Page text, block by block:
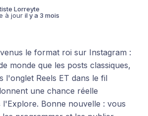
Lorreyte
à jour il y a 3 mois
le format roi sur Instagram :
monde que les posts classiques,
l'onglet Reels ET dans le fil
une chance réelle
Bonne nouvelle : vous